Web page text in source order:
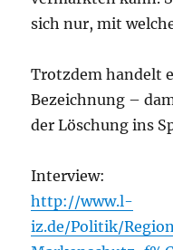
sich nur, mit
Trotzdem handelt
Bezeichnung –
der Löschung ins
Interview:
http://www.l-
iz.de/Politik/